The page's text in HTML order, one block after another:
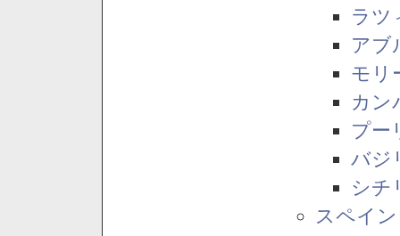
ラツ
アブ
モリ
カン
プー
バジ
シチ
スペイン